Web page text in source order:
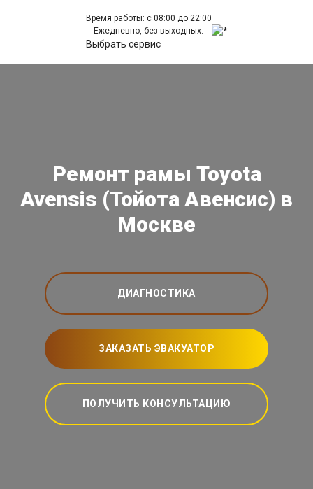
Время работы: с 08:00 до 22:00
Ежедневно, без выходных.
Выбрать сервис
Ремонт рамы Toyota
Avensis (Тойота Авенсис) в
Москве
ДИАГНОСТИКА
ЗАКАЗАТЬ ЭВАКУАТОР
ПОЛУЧИТЬ КОНСУЛЬТАЦИЮ